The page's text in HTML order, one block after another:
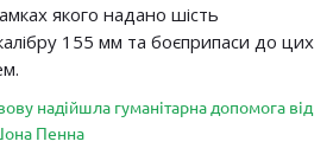
якого надано шість
155 мм та боєприпаси до цих
надійшла гуманітарна допомога від
Пенна